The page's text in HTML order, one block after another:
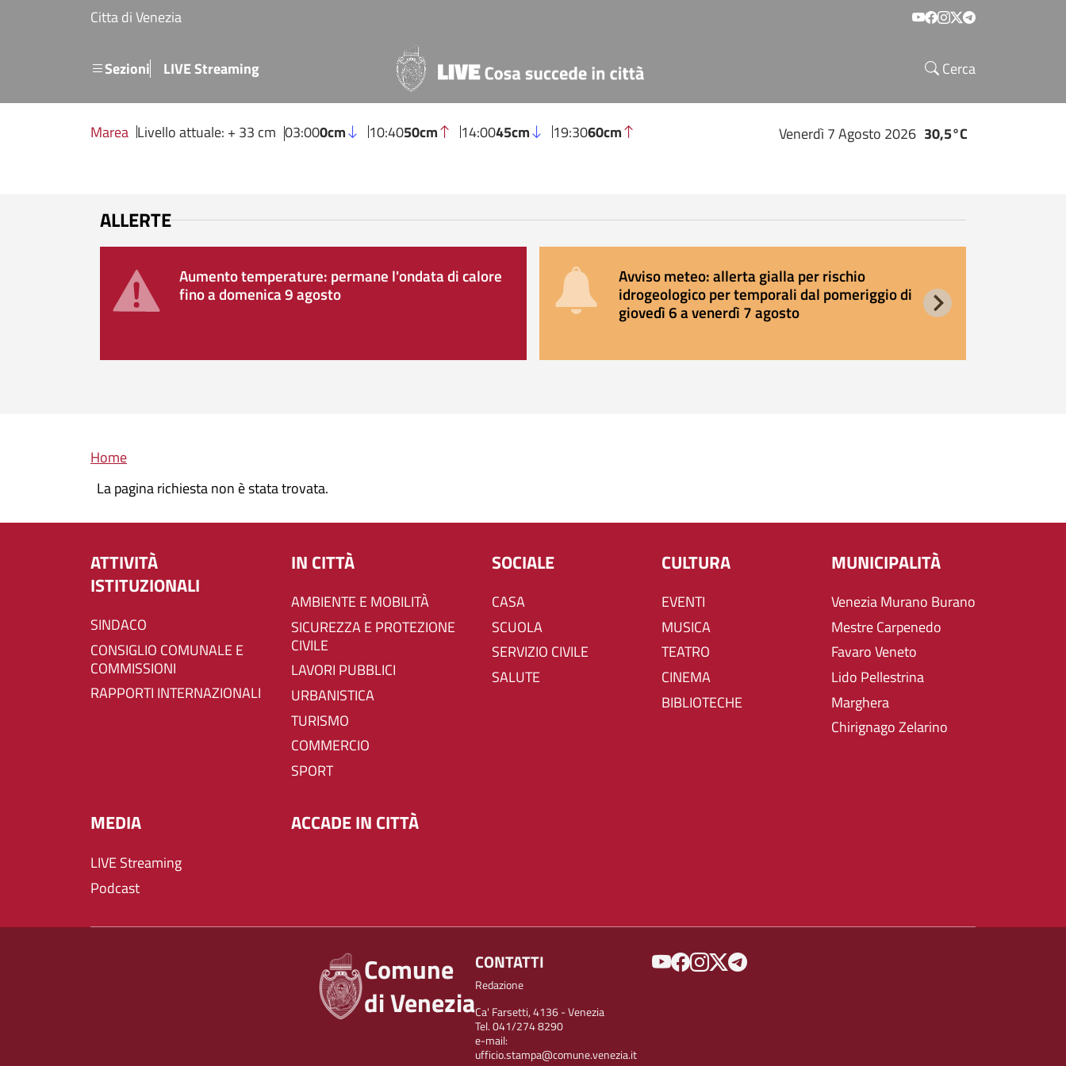
Salta al contenuto principale
Citta di Venezia Social menu
SezioniMenu secondario
LIVE Streaming Cerca
Marea Livello attuale: + 33 cm 03:000cm 10:4050cm 14:0045cm 19:3060cm Venerdì 7 Agosto 2026 30,5°C
ALLERTE
Aumento temperature: permane l'ondata di calore
fino a domenica 9 agosto
Avviso meteo: allerta gialla per rischio
idrogeologico per temporali dal pomeriggio di
giovedì 6 a venerdì 7 agosto
Briciole di pane
Home
La pagina richiesta non è stata trovata.
ATTIVITÀ
ISTITUZIONALI
SINDACO
CONSIGLIO COMUNALE E
COMMISSIONI
RAPPORTI INTERNAZIONALI
IN CITTÀ
AMBIENTE E MOBILITÀ
SICUREZZA E PROTEZIONE
CIVILE
LAVORI PUBBLICI
URBANISTICA
TURISMO
COMMERCIO
SPORT
SOCIALE
CASA
SCUOLA
SERVIZIO CIVILE
SALUTE
CULTURA
EVENTI
MUSICA
TEATRO
CINEMA
BIBLIOTECHE
MUNICIPALITÀ
Venezia Murano Burano
Mestre Carpenedo
Favaro Veneto
Lido Pellestrina
Marghera
Chirignago Zelarino
MEDIA
LIVE Streaming
Podcast
ACCADE IN CITTÀ
Comune
di Venezia
CONTATTI
Redazione
Ca' Farsetti, 4136 - Venezia
Tel. 041/274 8290
e-mail:
ufficio.stampa@comune.venezia.it
SOCIAL MENU